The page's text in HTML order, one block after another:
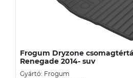
Frogum Dryzone
Renegade 2014- suv
Gyártó: Frogum